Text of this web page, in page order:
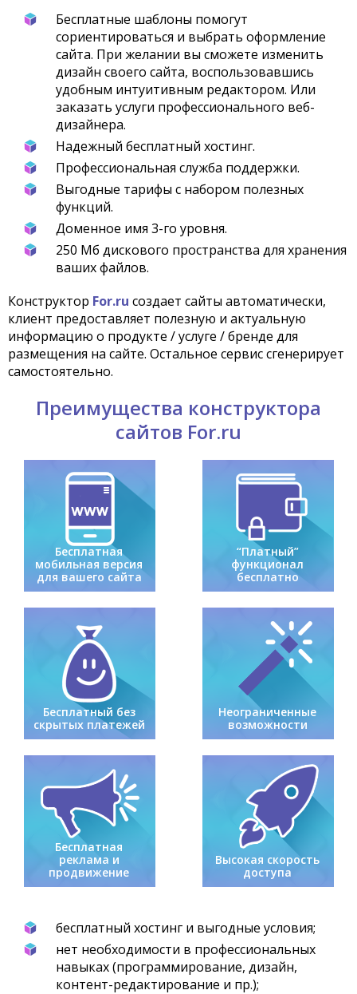
Бесплатные шаблоны помогут
сориентироваться и выбрать оформление
сайта. При желании вы сможете изменить
дизайн своего сайта, воспользовавшись
удобным интуитивным редактором. Или
заказать услуги профессионального веб-
дизайнера.
Надежный бесплатный хостинг.
Профессиональная служба поддержки.
Выгодные тарифы с набором полезных
функций.
Доменное имя 3-го уровня.
250 Мб дискового пространства для хранения
ваших файлов.
Конструктор For.ru создает сайты автоматически,
клиент предоставляет полезную и актуальную
информацию о продукте / услуге / бренде для
размещения на сайте. Остальное сервис сгенерирует
самостоятельно.
Преимущества конструктора
сайтов For.ru
Бесплатная
мобильная версия
для вашего сайта
“Платный”
функционал
бесплатно
Бесплатный без
скрытых платежей
Неограниченные
возможности
Бесплатная
реклама и
продвижение
Высокая скорость
доступа
бесплатный хостинг и выгодные условия;
нет необходимости в профессиональных
навыках (программирование, дизайн,
контент-редактирование и пр.);